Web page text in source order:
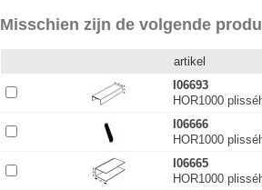
Misschien zijn de volgende
artikel
I06693
HOR1000
I06666
HOR1000
I06665
HOR1000